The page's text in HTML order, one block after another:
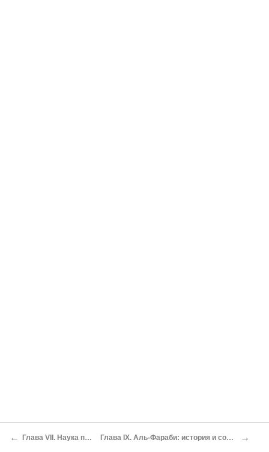
← Глава VII. Наука политики Глава IX. Аль-Фараби: история и современность →